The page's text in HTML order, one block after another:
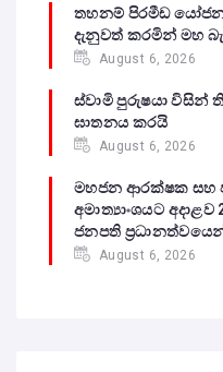
තහනම් පිරමීඩ
දැනුවත් කරමින් මහ
August 6, 2026
ස්වාමි පුරුෂයා විසින්
ඝාතනය කරයි
August 6, 2026
මහජන ආරක්ෂක සහ
අමාත්‍යාංශයට අදාළව
ජනපති
August 6, 2026